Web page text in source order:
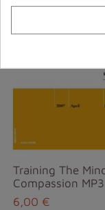
Training The
Compassion MP3
6,00 €